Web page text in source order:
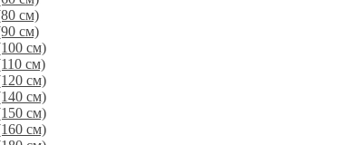
см)
см)
см)
см)
см)
см)
см)
см)